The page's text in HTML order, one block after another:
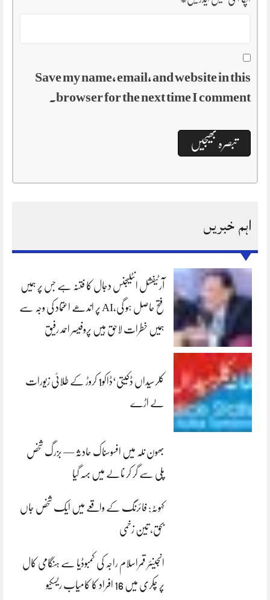
Save my name, email, and website in this
browser for the next time I comment.
اہم خبریں
آرٹیفشل انٹلیجنس دجال کا فتنہ ہے جس پر ہمیں
فتح حاصل ہو گی،AI پر اندھے اعتماد کی وجہ سے
ہمیں خطرات لاحق ہیں پروفیسر احمد رفیق
کلرسیداں ڈکیتی‘ڈاکو1 کروڑ کے طلائی زیورات
لے اڑے
بھون نلہ میں افسوسناک حادثہ — بزرگ شخص
پلی سے گر کر نالے میں بہہ گیا
کہوٹہ: فائرنگ کے واقعے میں ایک شخص جاں
بحق، تین زخمی
انجینئر قمراسلام راجہ کی کمبوڈیا سے ہنگامی کال
پر چکری میں 16 افراد کا کامیاب ریسکیو